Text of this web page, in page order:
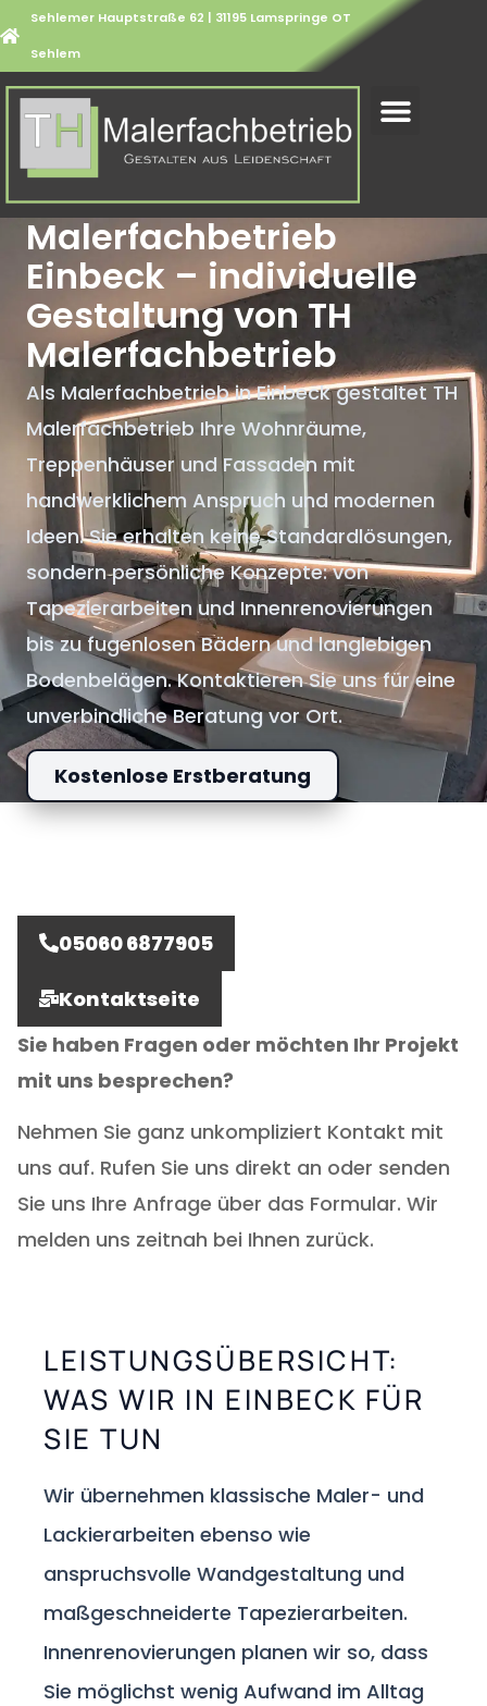
Sehlemer Hauptstraße 62 | 31195 Lamspringe OT
Sehlem
Malerfachbetrieb
Einbeck – individuelle
Gestaltung von TH
Malerfachbetrieb
Als Malerfachbetrieb in Einbeck gestaltet TH
Malerfachbetrieb Ihre Wohnräume,
Treppenhäuser und Fassaden mit
handwerklichem Anspruch und modernen
Ideen. Sie erhalten keine Standardlösungen,
sondern persönliche Konzepte: von
Tapezierarbeiten und Innenrenovierungen
bis zu fugenlosen Bädern und langlebigen
Bodenbelägen. Kontaktieren Sie uns für eine
unverbindliche Beratung vor Ort.
Kostenlose Erstberatung
05060 6877905
Kontaktseite
Sie haben Fragen oder möchten Ihr Projekt
mit uns besprechen?
Nehmen Sie ganz unkompliziert Kontakt mit
uns auf. Rufen Sie uns direkt an oder senden
Sie uns Ihre Anfrage über das Formular. Wir
melden uns zeitnah bei Ihnen zurück.
LEISTUNGSÜBERSICHT:
WAS WIR IN EINBECK FÜR
SIE TUN
Wir übernehmen klassische Maler- und
Lackierarbeiten ebenso wie
anspruchsvolle Wandgestaltung und
maßgeschneiderte Tapezierarbeiten.
Innenrenovierungen planen wir so, dass
Sie möglichst wenig Aufwand im Alltag